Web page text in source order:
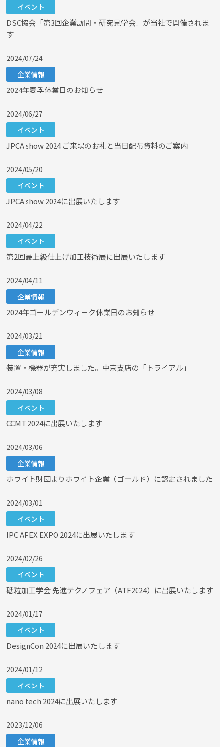
イベント
DSC協会「第3回企業訪問・研究見学会」が当社で開催されま
す
2024/07/24
企業情報
2024年夏季休業日のお知らせ
2024/06/27
イベント
JPCA show 2024 ご来場のお礼と当日配布資料のご案内
2024/05/20
イベント
JPCA show 2024に出展いたします
2024/04/22
イベント
第2回最上級仕上げ加工技術展に出展いたします
2024/04/11
企業情報
2024年ゴールデンウィーク休業日のお知らせ
2024/03/21
企業情報
装置・機器が充実しました。中京支店の「トライアル」
2024/03/08
イベント
CCMT 2024に出展いたします
2024/03/06
企業情報
ホワイト財団よりホワイト企業（ゴールド）に認定されました
2024/03/01
イベント
IPC APEX EXPO 2024に出展いたします
2024/02/26
イベント
砥粒加工学会 先進テクノフェア（ATF2024）に出展いたします
2024/01/17
イベント
DesignCon 2024に出展いたします
2024/01/12
イベント
nano tech 2024に出展いたします
2023/12/06
企業情報